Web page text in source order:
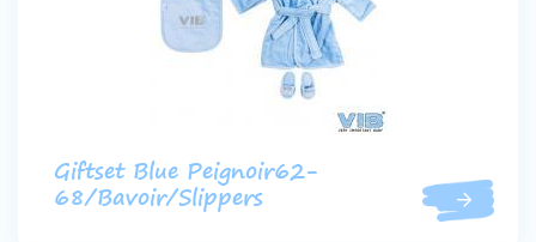
Giftset Blue Peignoir62-
68/Bavoir/Slippers